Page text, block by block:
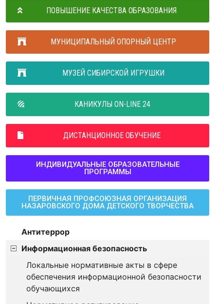
ПОВЫШЕНИЕ КАЧЕСТВА ОБРАЗОВАНИЯ
МУНИЦИПАЛЬНЫЙ ОПОРНЫЙ ЦЕНТР
МУЗЕЙ СИБИРСКОЙ ИГРУШКИ
КАНИКУЛЫ ON-LINE 24
ДИСТАНЦИОННОЕ ОБУЧЕНИЕ
ИНДИВИДУАЛЬНЫЕ ОБРАЗОВАТЕЛЬНЫЕ
ПРОГРАММЫ
ПЕРВИЧНАЯ ПРОФСОЮЗНАЯ ОРГАНИЗАЦИЯ
НАЗАРОВСКОГО ДОМА ДЕТСКОГО ТВОРЧЕСТВА
Антитеррор
Информационная безопасность
Локальные нормативные акты в сфере
обеспечения информационной безопасности
обучающихся